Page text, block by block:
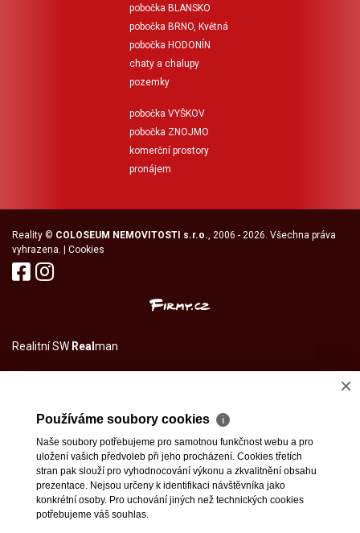
pobočka BLANSKO
pobočka BRNO, Květná
pobočka HODONÍN
chaty a chalupy
pozemky
pobočka VYŠKOV
pobočka ZNOJMO
komerční prostory
pronájem
Reality © COLOSEUM NEMOVITOSTI s.r.o. , 2006 - 2026. Všechna práva
vyhrazena. | Cookies
Realitní SW Real man
×
Používáme soubory cookies ℹ
Naše soubory potřebujeme pro samotnou funkčnost webu a pro
uložení vašich předvoleb při jeho procházení. Cookies třetích
stran pak slouží pro vyhodnocování výkonu a zkvalitnění obsahu
prezentace. Nejsou určeny k identifikaci návštěvníka jako
konkrétní osoby. Pro uchování jiných než technických cookies
potřebujeme váš souhlas.